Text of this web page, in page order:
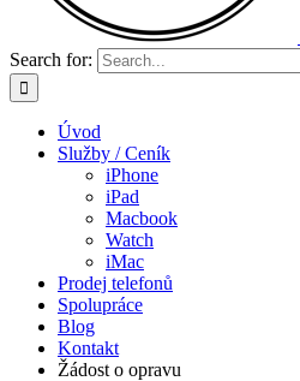
Search for:
Úvod
Služby / Ceník
iPhone
iPad
Macbook
Watch
iMac
Prodej telefonů
Spolupráce
Blog
Kontakt
Žádost o opravu